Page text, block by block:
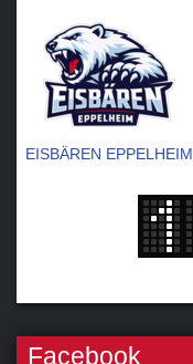
EISBÄREN EPPELHEIM
Facebook